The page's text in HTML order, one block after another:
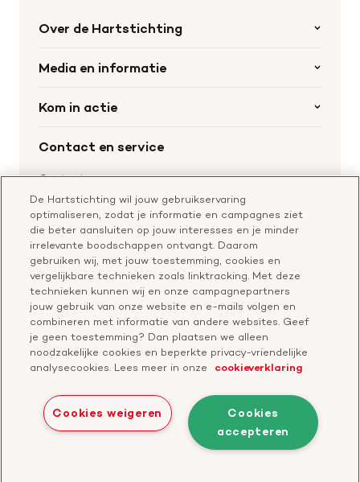
Over de Hartstichting
Organisatie
Werken bij de Hartstichting
Media en informatie
Nieuws
Materialen bestellen
Aanmelden nieuwsbrief
Kom in actie
Leer reanimeren
Geef ter nagedachtenis
Start een actie
Contact en service
Contactgegevens
Bel of chat met een voorlichter
Vragen over donateurschap
Klachtenformulier
Check je gesprek
Doneer
Bezoek
onze
Facebook
Bezoek
ons
YouTube
Bezoek
onze
LinkedIn
Bezoek
onze
TikTok
profiel
Bezoek
onze
Twitter
profiel
Bezoek
onze
Threads
profiel
Privacyverklaring
De Hartstichting wil jouw gebruikservaring
optimaliseren, zodat je informatie en campagnes ziet
die beter aansluiten op jouw interesses en je minder
irrelevante boodschappen ontvangt. Daarom
gebruiken wij, met jouw toestemming, cookies en
vergelijkbare technieken zoals linktracking. Met deze
technieken kunnen wij en onze campagnepartners
jouw gebruik van onze website en e-mails volgen en
combineren met informatie van andere websites. Geef
je geen toestemming? Dan plaatsen we alleen
noodzakelijke cookies en beperkte privacy-vriendelijke
analysecookies. Lees meer in onze
cookieverklaring
Cookies
accepteren
Cookies weigeren